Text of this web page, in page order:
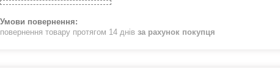
повернення товару протягом 14 днів за рахунок покупця